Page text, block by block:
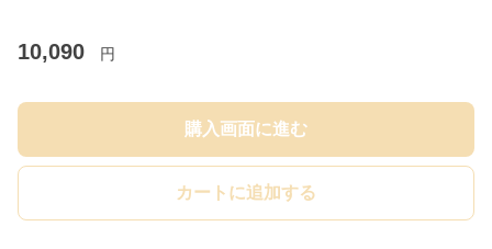
10,090 円
購入画面に進む
カートに追加する